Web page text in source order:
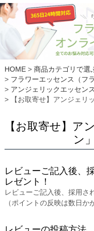
HOME
商品カテゴリで選
フラワーエッセンス（フ
アンジェリックエッセンス
【お取寄せ】アンジェ
【お取寄せ】
ン
レビューご記入後、
レゼント！
レビューご記入後、採用さ
（ポイントの反映は数日か